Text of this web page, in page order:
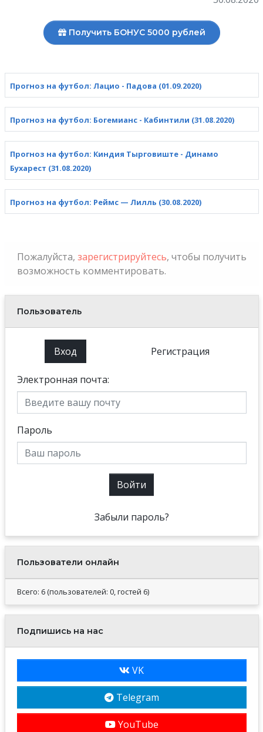
Получить БОНУС 5000 рублей
Прогноз на футбол: Лацио - Падова (01.09.2020)
Прогноз на футбол: Богемианс - Кабинтили (31.08.2020)
Прогноз на футбол: Киндия Тырговиште - Динамо
Бухарест (31.08.2020)
Прогноз на футбол: Реймс — Лилль (30.08.2020)
Пожалуйста, зарегистрируйтесь, чтобы получить
возможность комментировать.
Пользователь
Вход Регистрация
Электронная почта:
Пароль
Войти
Забыли пароль?
Пользователи онлайн
Всего: 6 (пользователей: 0, гостей 6)
Подпишись на нас
VK
Telegram
YouTube